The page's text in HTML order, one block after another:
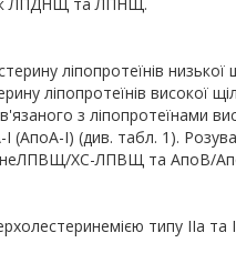
ліпопротеїнів
ліпопротеїнів
з
(АпоА-І) (див. табл. 1).
ХС-ЛПВЩ та АпоВ/
типу IIa та